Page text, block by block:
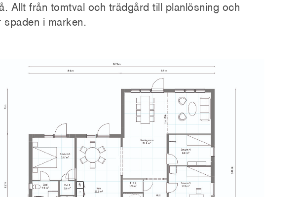
Allt från tomtval och trädgård till planlösning och
i marken.